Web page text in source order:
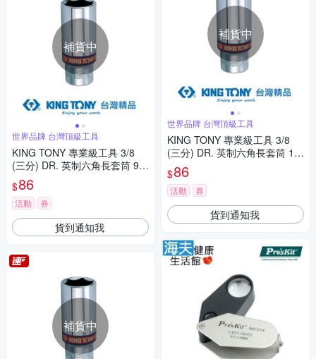
補貨中
世界品牌 台灣頂級工具
KING TONY 專業級工具 3/8
(三分) DR. 英制六角長套筒 9/1
6inch (323518S)
$86
活動 券
貨到通知我
補貨中
補貨中
世界品牌 台灣頂級工具
KING TONY 專業級工具 3/8
(三分) DR. 英制六角長套筒 1/2
inch (323516S)
$86
活動 券
貨到通知我